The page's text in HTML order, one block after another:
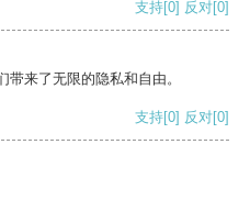
支持[0] 反对[0]
来了无限的隐私和自由。
支持[0] 反对[0]